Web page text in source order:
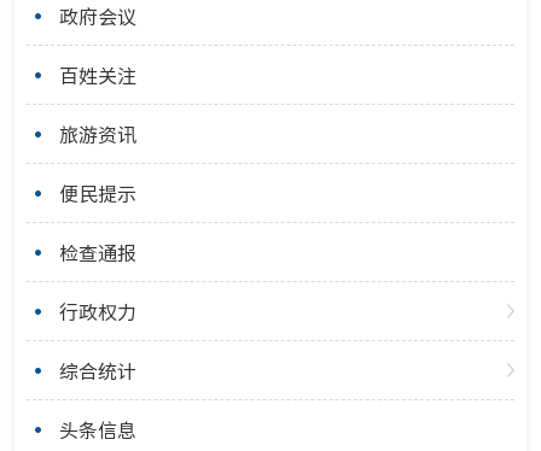
政府会议
百姓关注
旅游资讯
便民提示
检查通报
行政权力
综合统计
头条信息